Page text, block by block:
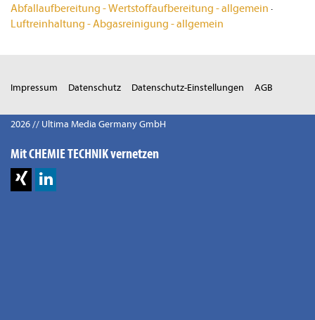
Abfallaufbereitung - Wertstoffaufbereitung - allgemein ·
Luftreinhaltung - Abgasreinigung - allgemein
Impressum Datenschutz Datenschutz-Einstellungen AGB
2026 // Ultima Media Germany GmbH
Mit CHEMIE TECHNIK vernetzen